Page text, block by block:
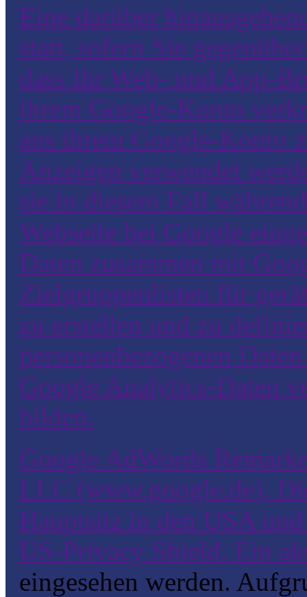
Eine darüber
statt, sofern Sie
dass Ihr Web- und App-
ihrem Google-Konto
aus ihrem Google-Konto
Anzeigen verwendet
sie in diesem Fall
Webseite bei Google
Daten zusammen mit
Zielgruppenlisten für
zu erstellen und zu
personenbezogenen
Google Analytics-Daten
bilden.
Google AdWords
LLC (www.google.de).
Hauptsitz in den USA
US-Privacy Shield. Ein
eingesehen werden.